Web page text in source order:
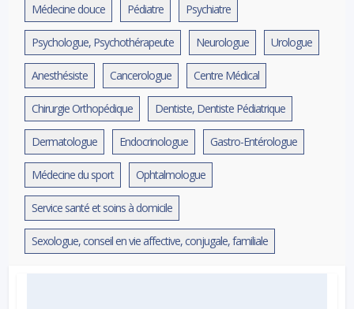
Médecine douce Pédiatre Psychiatre
Psychologue, Psychothérapeute Neurologue Urologue
Anesthésiste Cancerologue Centre Médical
Chirurgie Orthopédique Dentiste, Dentiste Pédiatrique
Dermatologue Endocrinologue Gastro-Entérologue
Médecine du sport Ophtalmologue
Service santé et soins à domicile
Sexologue, conseil en vie affective, conjugale, familiale